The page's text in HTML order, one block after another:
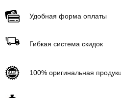
Удобная форма оплаты
Гибкая система скидок
100% оригинальная